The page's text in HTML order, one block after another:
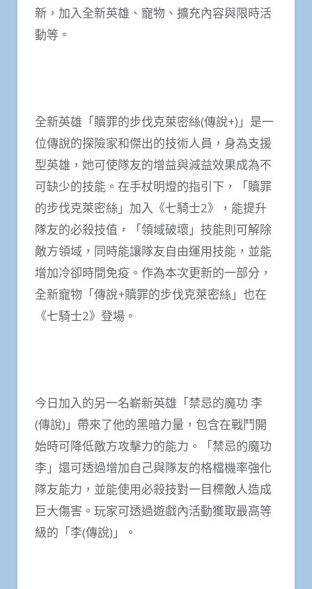
新，加入全新英雄、寵物、擴充內容與限時活
動等。
全新英雄「贖罪的步伐克萊密絲(傳說+)」是一
位傳說的探險家和傑出的技術人員，身為支援
型英雄，她可使隊友的增益與減益效果成為不
可缺少的技能。在手杖明燈的指引下，「贖罪
的步伐克萊密絲」加入《七騎士2》，能提升
隊友的必殺技值，「領域破壞」技能則可解除
敵方領域，同時能讓隊友自由運用技能，並能
增加冷卻時間免疫。作為本次更新的一部分，
全新寵物「傳說+贖罪的步伐克萊密絲」也在
《七騎士2》登場。
今日加入的另一名嶄新英雄「禁忌的魔功 李
(傳說)」帶來了他的黑暗力量，包含在戰鬥開
始時可降低敵方攻擊力的能力。「禁忌的魔功
李」還可透過增加自己與隊友的格檔機率強化
隊友能力，並能使用必殺技對一目標敵人造成
巨大傷害。玩家可透過遊戲內活動獲取最高等
級的「李(傳說)」。